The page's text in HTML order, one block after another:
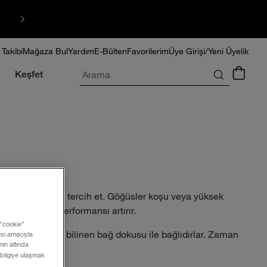
Mağaza BulYardımE-BültenFavorilerimÜye Girişi/Yeni Üyelik
Keşfet Arama
sahip bir ürün tercih et. Göğüsler koşu veya yüksek
ve performansı artırır.
olarak bilinen bağ dokusu ile bağlıdırlar. Zaman
neden olur.
amacıyla
altında
ulaşmak